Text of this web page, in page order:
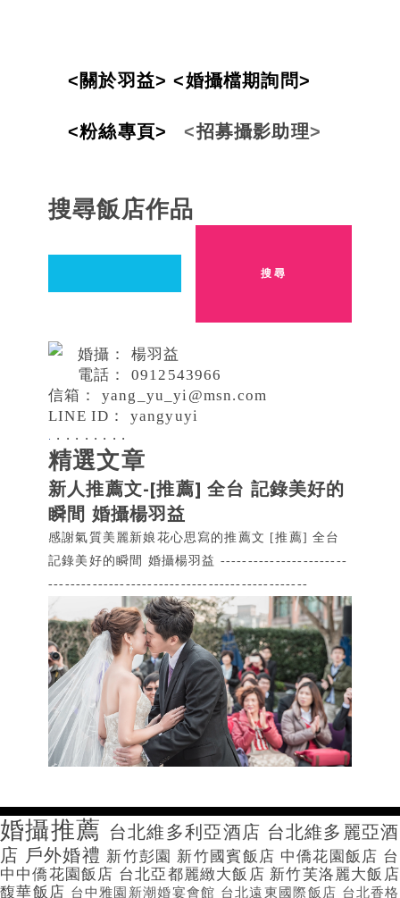
< 關於羽益> <婚攝檔期詢問>
<粉絲專頁> <招募攝影助理>
搜尋飯店作品
婚攝： 楊羽益
電話： 0912543966
信箱： yang_yu_yi@msn.com
LINE ID： yangyuyi
. . . . . . . .
精選文章
新人推薦文-[推薦] 全台 記錄美好的
瞬間 婚攝楊羽益
感謝氣質美麗新娘花心思寫的推薦文 [推薦] 全台
記錄美好的瞬間 婚攝楊羽益 -----------------------
-----------------------------------------------
婚攝推薦 台北維多利亞酒店 台北維多麗亞酒
店 戶外婚禮 新竹彭園 新竹國賓飯店 中僑花園飯店 台
中中僑花園飯店 台北亞都麗緻大飯店 新竹芙洛麗大飯店
馥華飯店 台中雅園新潮婚宴會館 台北遠東國際飯店 台北香格